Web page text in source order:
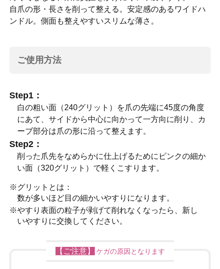
自爪の形・長さを削って整える。安定感のあるワイドハ
ンドル。側面も整えやすいスリムな薄さ。
ご使用方法
Step1：
白の粗い面（240グリット）を爪の先端に45度の角度
にあて、サイドから中心に向かって一方向に削り、カ
ーブ部分は爪の形に沿って整えます。
Step2：
削った爪先をなめらかに仕上げるためにピンクの細か
い面（320グリット）で軽くこすります。
※グリットとは：
数が多いほど目の細かいやすりになります。
※やすり表面の粒子が剥げて削れなくなったら、新し
いやすりに交換してください。
【ご注意】 ケガの原因となります